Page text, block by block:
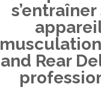
and Rear